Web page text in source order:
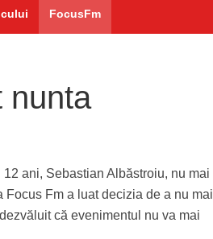
FocusFm
nunta
ani, Sebastian Albăstroiu, nu mai
Fm a luat decizia de a nu mai
că evenimentul nu va mai